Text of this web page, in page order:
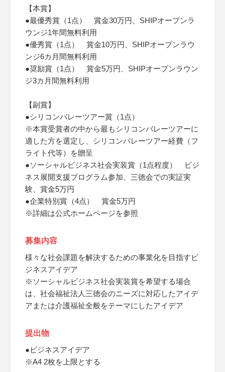
【本賞】
●最優秀賞（1点） 賞金30万円、SHIPオープンラ
ウンジ1年間無料利用
●優秀賞（1点） 賞金10万円、SHIPオープンラウ
ンジ6カ月間無料利用
●奨励賞（1点） 賞金5万円、SHIPオープンラウン
ジ3カ月間無料利用
【副賞】
●シリコンバレーツアー賞（1点）
※本賞受賞者の中から最もシリコンバレーツアーに
適した方を選定し、シリコンバレーツアー経費（フ
ライト代等）を贈呈
●ソーシャルビジネス社会実装賞（1点程度） ビジ
ネス展開支援プログラム参加、三徳会での実証実
験、賞金5万円
●企業特別賞（4点） 賞金5万円
※詳細は公式ホームページを参照
募集内容
様々な社会課題を解決するための事業化を目指すビ
ジネスアイデア
※ソーシャルビジネス社会実装賞を希望する場合
は、社会福祉法人三徳会のニーズに対応したアイデ
アまたは介護福祉全般をテーマにしたアイデア
提出物
●ビジネスアイデア
※A4 2枚を上限とする